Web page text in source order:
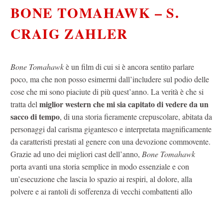
BONE TOMAHAWK – S.
CRAIG ZAHLER
Bone Tomahawkè un film di cui si è ancora sentito parlare
poco, ma che non posso esimermi dall’includere sul podio delle
cose che mi sono piaciute di più quest’anno. La verità è che si
tratta del miglior western che mi sia capitato di vedere da un
sacco di tempo, di una storia fieramente crepuscolare, abitata da
personaggi dal carisma gigantesco e interpretata magnificamente
da caratteristi prestati al genere con una devozione commovente.
Grazie ad uno dei migliori cast dell’anno, Bone Tomahawk
porta avanti una storia semplice in modo essenziale e con
un’esecuzione che lascia lo spazio ai respiri, al dolore, alla
polvere e ai rantoli di sofferenza di vecchi combattenti allo